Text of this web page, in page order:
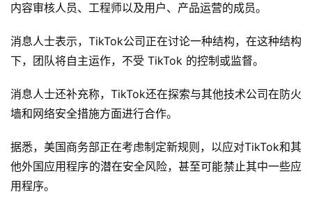
内容审核人员、工程师以及用户、产品运营的成员。
消息人士表示，TikTok公司正在讨论一种结构，在这种结构
下，团队将自主运作，不受 TikTok 的控制或监督。
消息人士还补充称，TikTok还在探索与其他技术公司在防火
墙和网络安全措施方面进行合作。
据悉，美国商务部正在考虑制定新规则，以应对TikTok和其
他外国应用程序的潜在安全风险，甚至可能禁止其中一些应
用程序。